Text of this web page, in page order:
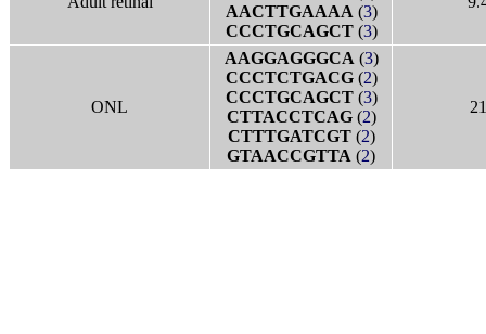
AACTTGAAAA (3)
CCCTGCAGCT(3)
ONL
AAGGAGGGCA (3)
CCCTCTGACG(2)
CCCTGCAGCT(3)
CTTACCTCAG(2)
CTTTGATCGT(2)
GTAACCGTTA (2)
21